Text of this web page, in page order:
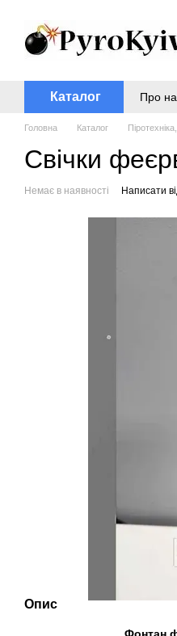
Каталог Про
Головна Каталог
Свічки
Немає в наявності Написати
Опис